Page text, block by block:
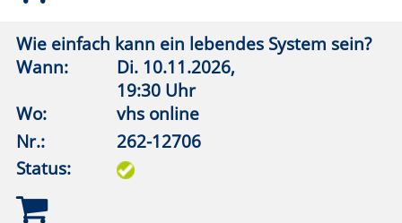
Natur nah dran
Mitgliederausstellung "Forum Kunst im
Wann:
04.09.2026,
19:00 Uhr
Wo:
Lippstadt, Kunst im Turm
Nr.:
262-13032
Status: